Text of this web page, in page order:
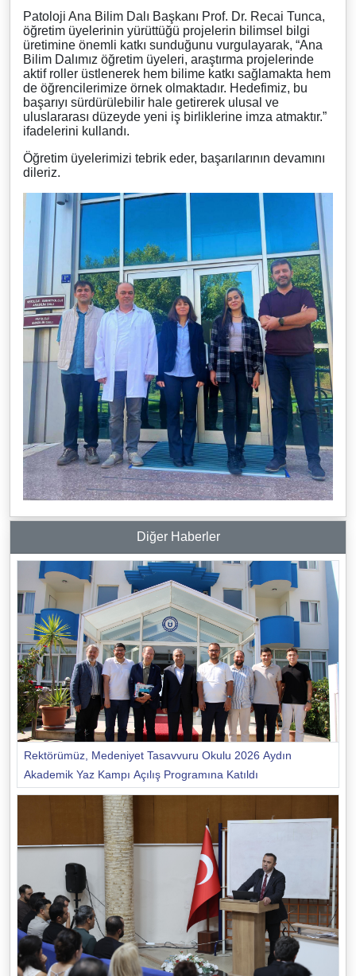
Patoloji Ana Bilim Dalı Başkanı Prof. Dr. Recai Tunca,
öğretim üyelerinin yürüttüğü projelerin bilimsel bilgi
üretimine önemli katkı sunduğunu vurgulayarak, “Ana
Bilim Dalımız öğretim üyeleri, araştırma projelerinde
aktif roller üstlenerek hem bilime katkı sağlamakta hem
de öğrencilerimize örnek olmaktadır. Hedefimiz, bu
başarıyı sürdürülebilir hale getirerek ulusal ve
uluslararası düzeyde yeni iş birliklerine imza atmaktır.”
ifadelerini kullandı.
Öğretim üyelerimizi tebrik eder, başarılarının devamını
dileriz.
Diğer Haberler
Rektörümüz, Medeniyet Tasavvuru Okulu 2026 Aydın
Akademik Yaz Kampı Açılış Programına Katıldı